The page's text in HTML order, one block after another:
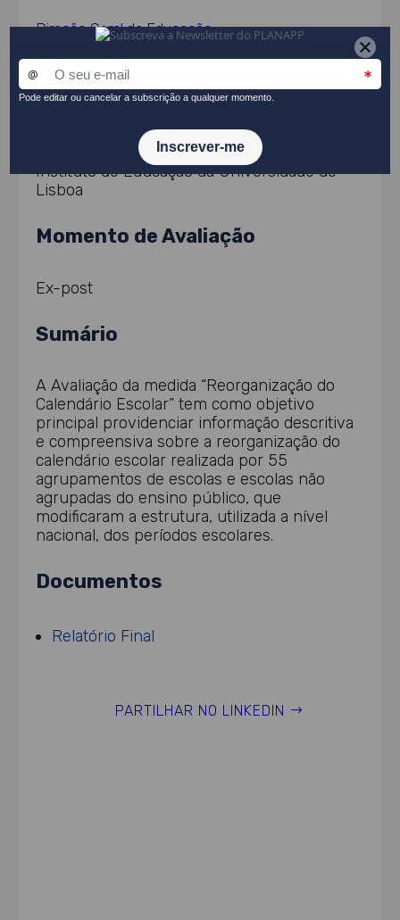
Direção Geral da Educação
Instituto de Educação da Universidade de
Lisboa
Momento de Avaliação
Ex-post
Sumário
A Avaliação da medida “Reorganização do
Calendário Escolar” tem como objetivo
principal providenciar informação descritiva
e compreensiva sobre a reorganização do
calendário escolar realizada por 55
agrupamentos de escolas e escolas não
agrupadas do ensino público, que
modificaram a estrutura, utilizada a nível
nacional, dos períodos escolares.
Documentos
Relatório Final
PARTILHAR NO LINKEDIN